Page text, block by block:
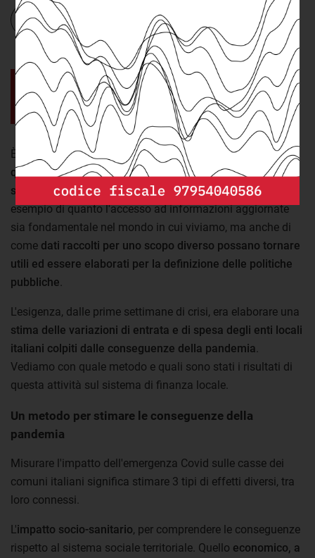
pandemia
Vai.
I dati raccolti per i fabbisogni sono
diventati un patrimonio informativo
utile nell'emergenza.
È in questo quadro che
disporre di dati comunali come
quelli raccolti ogni anno per la definizione dei fabbisogni
standard si è rivelato particolarmente importante. Un
esempio di quanto l'accesso ad informazioni aggiornate
sia fondamentale nel mondo in cui viviamo, ma anche di
come dati raccolti per uno scopo diverso possano tornare
utili ed essere elaborati per la definizione delle politiche
pubbliche.
L'esigenza, dalle prime settimane di crisi, era elaborare una
stima delle variazioni di entrata e di spesa degli enti locali
italiani colpiti dalle conseguenze della pandemia.
Vediamo con quale metodo e quali sono stati i risultati di
questa attività sul sistema di finanza locale.
Un metodo per stimare le conseguenze della
pandemia
Misurare l'impatto dell'emergenza Covid sulle casse dei
comuni italiani significa stimare 3 tipi di effetti diversi, tra
loro connessi.
L'impatto socio-sanitario, per comprendere le conseguenze
rispetto al sistema sociale territoriale. Quello economico, a